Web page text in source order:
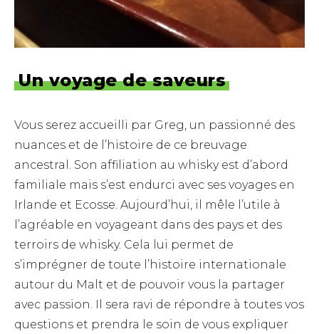
Un voyage de saveurs
Vous serez accueilli par Greg, un passionné des
nuances et de l’histoire de ce breuvage
ancestral. Son affiliation au whisky est d’abord
familiale mais s’est endurci avec ses voyages en
Irlande et Ecosse. Aujourd’hui, il mêle l’utile à
l’agréable en voyageant dans des pays et des
terroirs de whisky. Cela lui permet de
s’imprégner de toute l’histoire internationale
autour du Malt et de pouvoir vous la partager
avec passion. Il sera ravi de répondre à toutes vos
questions et prendra le soin de vous expliquer